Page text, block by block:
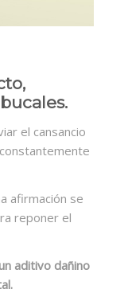
el cansancio
afirmación se
reponer el
aditivo dañino